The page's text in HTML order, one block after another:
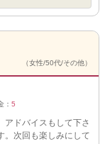
（女性/50代/その他）
： 5
アドバイスもして下さ
。次回も楽しみにして